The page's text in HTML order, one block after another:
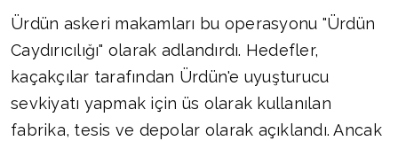
Ürdün askeri makamları bu operasyonu "Ürdün
Caydırıcılığı" olarak adlandırdı. Hedefler,
kaçakçılar tarafından Ürdün'e uyuşturucu
sevkiyatı yapmak için üs olarak kullanılan
fabrika, tesis ve depolar olarak açıklandı. Ancak